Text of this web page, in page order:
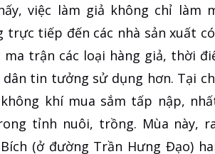
việc làm giả không chỉ làm
trực tiếp đến các nhà sản xuất
ma trận các loại hàng giả, thời
dân tin tưởng sử dụng hơn. Tại
khí mua sắm tấp nập,
tỉnh nuôi, trồng. Mùa này,
(ở đường Trần Hưng Đạo)